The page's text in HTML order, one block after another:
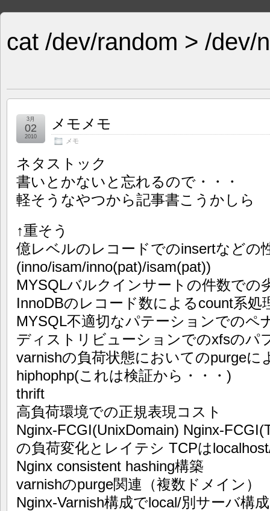
cat /dev/random > /dev/
メモメモ
メモ
3月
02
2010
ネタストック
書いとかないと忘れるので・・・
軽そうなやつから記事書こうかしら
↑重そう
億レベルのレコードでのinsertなどの
(inno/isam/inno(pat)/isam(pat))
MYSQLバルクインサートの件数での
InnoDBのレコード数によるcount系処
MYSQL不適切なパテーションでのペ
ディストリビューションでのxfsのパ
varnishの負荷状態においてのpurgeに
hiphophp(これは検証から・・・)
thrift
高負荷環境での正規表現コスト
Nginx-FCGI(UnixDomain) Nginx-
の負荷変化とレイテシ TCPは
Nginx consistent hashing構築
varnishのpurge関連（複数ドメイン）
Nginx-Varnish構成でlocal/別サーバ構